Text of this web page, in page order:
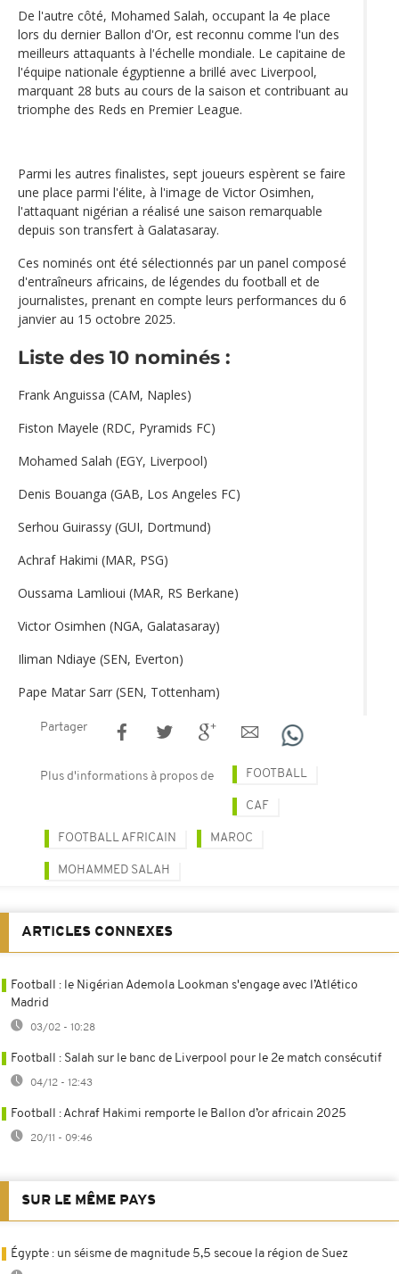
De l'autre côté, Mohamed Salah, occupant la 4e place
lors du dernier Ballon d'Or, est reconnu comme l'un des
meilleurs attaquants à l'échelle mondiale. Le capitaine de
l'équipe nationale égyptienne a brillé avec Liverpool,
marquant 28 buts au cours de la saison et contribuant au
triomphe des Reds en Premier League.
Parmi les autres finalistes, sept joueurs espèrent se faire
une place parmi l'élite, à l'image de Victor Osimhen,
l'attaquant nigérian a réalisé une saison remarquable
depuis son transfert à Galatasaray.
Ces nominés ont été sélectionnés par un panel composé
d'entraîneurs africains, de légendes du football et de
journalistes, prenant en compte leurs performances du 6
janvier au 15 octobre 2025.
Liste des 10 nominés :
Frank Anguissa (CAM, Naples)
Fiston Mayele (RDC, Pyramids FC)
Mohamed Salah (EGY, Liverpool)
Denis Bouanga (GAB, Los Angeles FC)
Serhou Guirassy (GUI, Dortmund)
Achraf Hakimi (MAR, PSG)
Oussama Lamlioui (MAR, RS Berkane)
Victor Osimhen (NGA, Galatasaray)
Iliman Ndiaye (SEN, Everton)
Pape Matar Sarr (SEN, Tottenham)
Partager
Plus d'informations à propos de FOOTBALL
CAF
FOOTBALL AFRICAIN MAROC
MOHAMMED SALAH
ARTICLES CONNEXES
Football : le Nigérian Ademola Lookman s'engage avec l’Atlético
Madrid
03/02 - 10:28
Football : Salah sur le banc de Liverpool pour le 2e match consécutif
04/12 - 12:43
Football : Achraf Hakimi remporte le Ballon d’or africain 2025
20/11 - 09:46
SUR LE MÊME PAYS
Égypte : un séisme de magnitude 5,5 secoue la région de Suez